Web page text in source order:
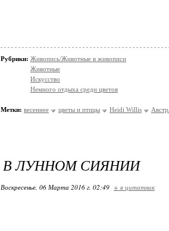
Рубрики: Живопись/Животные в живописи
Животные
Искусство
Немного отдыха среди цветов
Метки: весеннее цветы и птицы Heidi Willis
В ЛУННОМ СИЯНИИ
Воскресенье, 06 Марта 2016 г. 02:49 + в цитатник